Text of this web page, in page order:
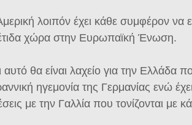
λοιπόν έχει κάθε συμφέρον να
χώρα στην Ευρωπαϊκή Ένωση.
αυτό θα είναι λαχείο για την Ελλάδα
ηγεμονία της Γερμανίας ενώ
με την Γαλλία που τονίζονται με